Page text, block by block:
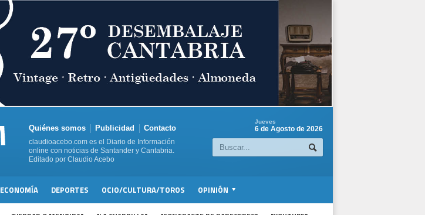
Quiénes somos Publicidad Contacto
claudioacebo.com es el Diario de Información
online con noticias de Santander y Cantabria.
Editado por Claudio Acebo
Jueves
6 de Agosto de 2026
ECONOMÍA DEPORTES OCIO/CULTURA/TOROS OPINIÓN